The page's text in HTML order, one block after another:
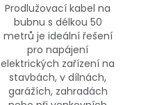
Prodlužovací kabel na
bubnu s délkou 50
metrů je ideální řešení
pro napájení
elektrických zařízení na
stavbách, v dílnách,
garážích, zahradách